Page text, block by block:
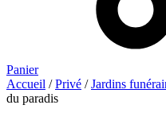
Panier
Accueil /Privé /Jardins
du paradis